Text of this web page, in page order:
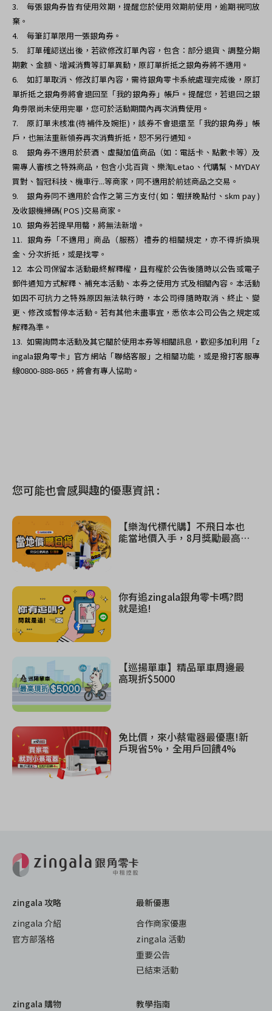
3.
每張銀角券皆有使用效期，提醒您於使用效期前使用，逾期視同放
棄。
4.
每筆訂單限用一張銀角券。
5.
訂單確認送出後，若欲修改訂單內容，包含：部分退貨、調整分期
期數、金額、增減消費等訂單異動，原訂單折抵之銀角券將不適用。
6.
如訂單取消、修改訂單內容，需待銀角零卡系統處理完成後，原訂
單折抵之銀角劵將會退回至「我的銀角券」帳戶。提醒您，若退回之銀
角劵限尚未使用完畢，您可於活動期間內再次消費使用。
7.
原訂單未核准(待補件及婉拒)，該券不會退還至「我的銀角券」帳
戶，也無法重新領券再次消費折抵，恕不另行通知。
8.
銀角券不適用於菸酒、虛擬加值商品（如：電話卡、點數卡等）及
需專人審核之特殊商品，包含小北百貨、樂淘Letao、代購幫、MYDAY
買對、智冠科技 、機車行...等商家，同不適用於前述商品之交易。
9.
銀角券同不適用於合作之第三方支付( 如：蝦拼晚點付、skm pay )
及收銀機掃碼( POS )交易商家。
10. 銀角券若提早用罄，將無法新增。
11. 銀角券「不適用」商品（服務）禮券的相關規定，亦不得折換現
金、分次折抵，或是找零。
12. 本公司保留本活動最終解釋權，且有權於公告後隨時以公告或電子
郵件通知方式解釋、補充本活動、本券之使用方式及相關內容。本活動
如因不可抗力之特殊原因無法執行時，本公司得隨時取消、終止、變
更、修改或暫停本活動。若有其他未盡事宜，悉依本公司公告之規定或
解釋為準。
13. 如需詢問本活動及其它關於使用本券等相關訊息，歡迎多加利用「z
ingala銀角零卡」官方網站「聯絡客服」之相關功能，或是撥打客服專
線0800-888-865，將會有專人協助。
您可能也會感興趣的優惠資訊 :
【樂淘代標代購】不飛日本也
能當地價入手，8月獎勵最高$1
你有追zingala銀角零卡嗎?問
就是追!
【巡揚單車】精品單車周邊最
高現折$5000
免比價，來小蔡電器最優惠!新
戶現省5%，全用戶回饋4%
zingala 攻略
zingala 介紹
官方部落格
最新優惠
合作商家優惠
zingala 活動
重要公告
已結束活動
zingala 購物
教學指南